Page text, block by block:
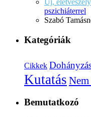
Új,
pszichiáterrel
Szabó
Kategóriák
Cikkek
Kutatás
Bemutatkozó